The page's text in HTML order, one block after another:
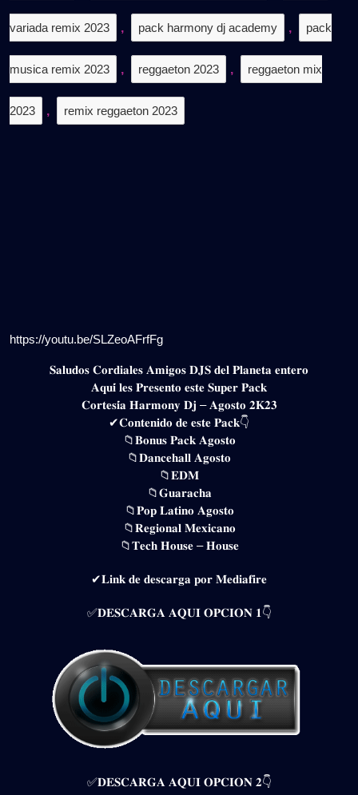
variada remix 2023 , pack harmony dj academy , pack
musica remix 2023 , reggaeton 2023 , reggaeton mix
2023 , remix reggaeton 2023
https://youtu.be/SLZeoAFrfFg
𝐒𝐚𝐥𝐮𝐝𝐨𝐬 𝐂𝐨𝐫𝐝𝐢𝐚𝐥𝐞𝐬 𝐀𝐦𝐢𝐠𝐨𝐬 𝐃𝐉𝐒 𝐝𝐞𝐥 𝐏𝐥𝐚𝐧𝐞𝐭𝐚 𝐞𝐧𝐭𝐞𝐫𝐨
𝐀𝐪𝐮𝐢́ 𝐥𝐞𝐬 𝐏𝐫𝐞𝐬𝐞𝐧𝐭𝐨 𝐞𝐬𝐭𝐞 𝐒𝐮𝐩𝐞𝐫 𝐏𝐚𝐜𝐤
𝐂𝐨𝐫𝐭𝐞𝐬𝐢́𝐚 𝐇𝐚𝐫𝐦𝐨𝐧𝐲 𝐃𝐣 – 𝐀𝐠𝐨𝐬𝐭𝐨 𝟐𝐊𝟐𝟑
✔𝐂𝐨𝐧𝐭𝐞𝐧𝐢𝐝𝐨 𝐝𝐞 𝐞𝐬𝐭𝐞 𝐏𝐚𝐜𝐤👇
📁𝐁𝐨𝐧𝐮𝐬 𝐏𝐚𝐜𝐤 𝐀𝐠𝐨𝐬𝐭𝐨
📁𝐃𝐚𝐧𝐜𝐞𝐡𝐚𝐥𝐥 𝐀𝐠𝐨𝐬𝐭𝐨
📁𝐄𝐃𝐌
📁𝐆𝐮𝐚𝐫𝐚𝐜𝐡𝐚
📁𝐏𝐨𝐩 𝐋𝐚𝐭𝐢𝐧𝐨 𝐀𝐠𝐨𝐬𝐭𝐨
📁𝐑𝐞𝐠𝐢𝐨𝐧𝐚𝐥 𝐌𝐞𝐱𝐢𝐜𝐚𝐧𝐨
📁𝐓𝐞𝐜𝐡 𝐇𝐨𝐮𝐬𝐞 – 𝐇𝐨𝐮𝐬𝐞
✔𝐋𝐢𝐧𝐤 𝐝𝐞 𝐝𝐞𝐬𝐜𝐚𝐫𝐠𝐚 𝐩𝐨𝐫 𝐌𝐞𝐝𝐢𝐚𝐟𝐢𝐫𝐞
✅𝐃𝐄𝐒𝐂𝐀𝐑𝐆𝐀 𝐀𝐐𝐔𝐈 𝐎𝐏𝐂𝐈𝐎𝐍 𝟏👇
✅𝐃𝐄𝐒𝐂𝐀𝐑𝐆𝐀 𝐀𝐐𝐔𝐈 𝐎𝐏𝐂𝐈𝐎𝐍 𝟐👇